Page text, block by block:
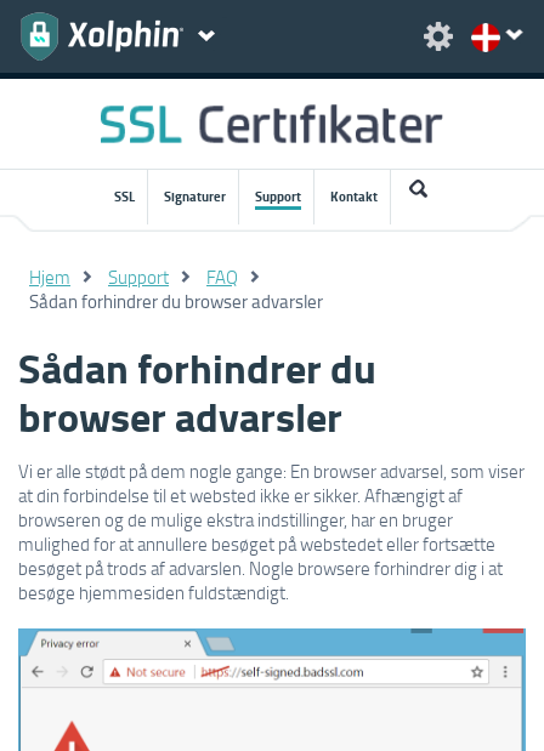
SSL Signaturer Support Kontakt
Hjem Support FAQ
Sådan forhindrer du browser advarsler
Sådan forhindrer du
browser advarsler
Vi er alle stødt på dem nogle gange: En browser advarsel, som viser
at din forbindelse til et websted ikke er sikker. Afhængigt af
browseren og de mulige ekstra indstillinger, har en bruger
mulighed for at annullere besøget på webstedet eller fortsætte
besøget på trods af advarslen. Nogle browsere forhindrer dig i at
besøge hjemmesiden fuldstændigt.